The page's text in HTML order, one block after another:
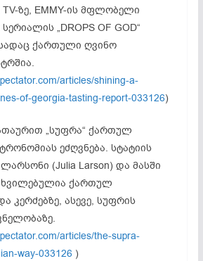
TV-ზე, EMMY-ის მფლობელი
„DROPS OF GOD“
ქართული ღვინო
articles/shining-a-
of-georgia-tasting-report-033126)
„სუფრა“ ქართულ
ეძღვნება. სტატიის
(Julia Larson) და მასში
ქართულ
კერძებზე, ასევე, სუფრის
articles/the-supra-
way-033126 )